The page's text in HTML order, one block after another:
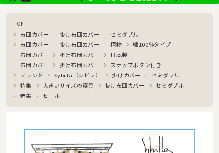
TOP
布団カバー 掛け布団カバー
セミダブル
布団カバー
掛け布団カバー 柄物
綿100％タイプ
布団カバー
掛け布団カバー
日本製
布団カバー
掛け布団カバー
スナップボタン付き
ブランド
Sybilla（シビラ） 掛けカバー
セミダブル
特集
大きいサイズの寝具 掛け布団カバー
セミダブル
特集
セール